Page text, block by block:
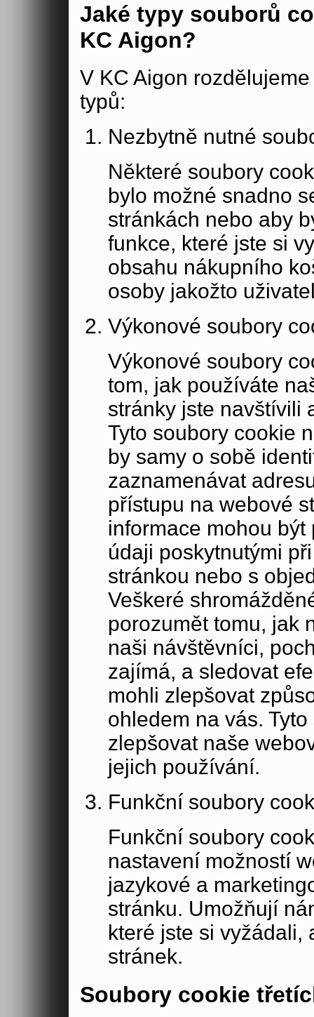
Jaké typy souborů
KC Aigon?
V KC Aigon
typů:
Nezbytně nutné
Některé soubory
bylo možné snadno
stránkách nebo aby
funkce, které jste si
obsahu nákupního
osoby jakožto
Výkonové soubory
Výkonové soubory
tom, jak používáte
stránky jste navštívili
Tyto soubory cookie
by samy o sobě
zaznamenávat
přístupu na webové
informace mohou
údaji poskytnutými
stránkou nebo s
Veškeré
porozumět tomu, jak
naši návštěvníci,
zajímá, a sledovat
mohli zlepšovat
ohledem na vás.
zlepšovat naše
jejich používání.
Funkční soubory
Funkční soubory
nastavení možností
jazykové a
stránku. Umožňují
které jste si vyžádali,
stránek.
Soubory cookie